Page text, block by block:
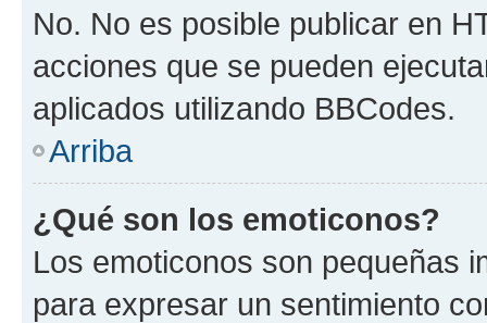
No. No es posible publicar en
acciones que se pueden
aplicados utilizando BBCodes.
Arriba
¿Qué son los emoticonos?
Los emoticonos son pequeñas
para expresar un sentimiento